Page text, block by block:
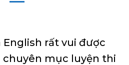
English rất vui được
chuyên mục luyện thi